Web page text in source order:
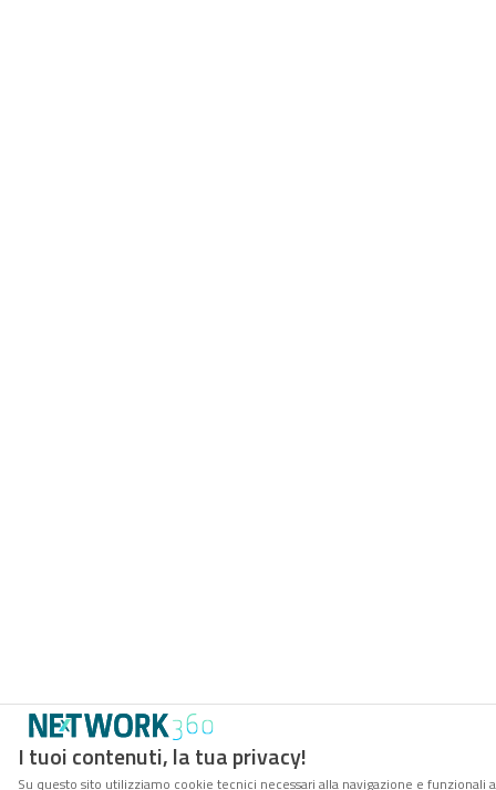
I tuoi contenuti, la tua privacy!
Su questo sito utilizziamo cookie tecnici necessari alla navigazione e funzionali